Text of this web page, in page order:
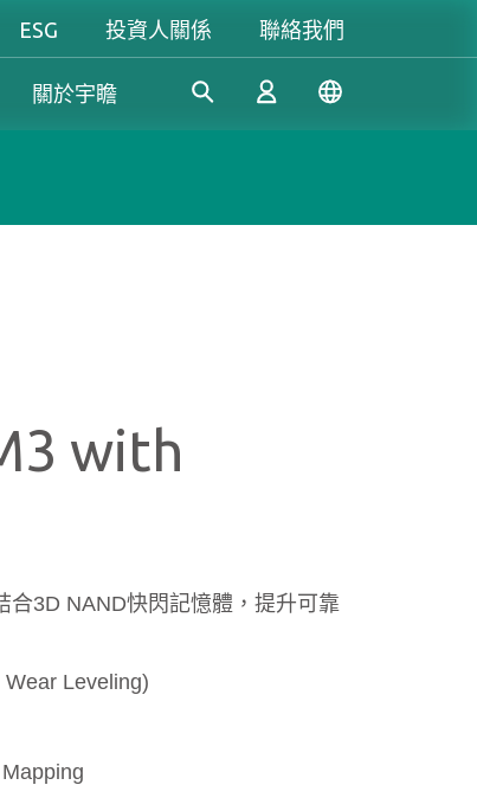
ESG 投資人關係 聯絡我們
解更多
紀錄、儲存和分享數位
解更多
關於宇瞻
with
合3D NAND快閃記憶體，提升可靠
Leveling)